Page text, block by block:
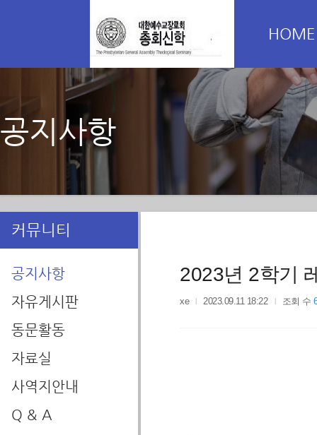
HOME
공지사항
커뮤니티
공지사항
자유게시판
동문활동
자료실
사역지안내
Q & A
2023년 2학기
xe 2023.09.11 18:22 조회 수